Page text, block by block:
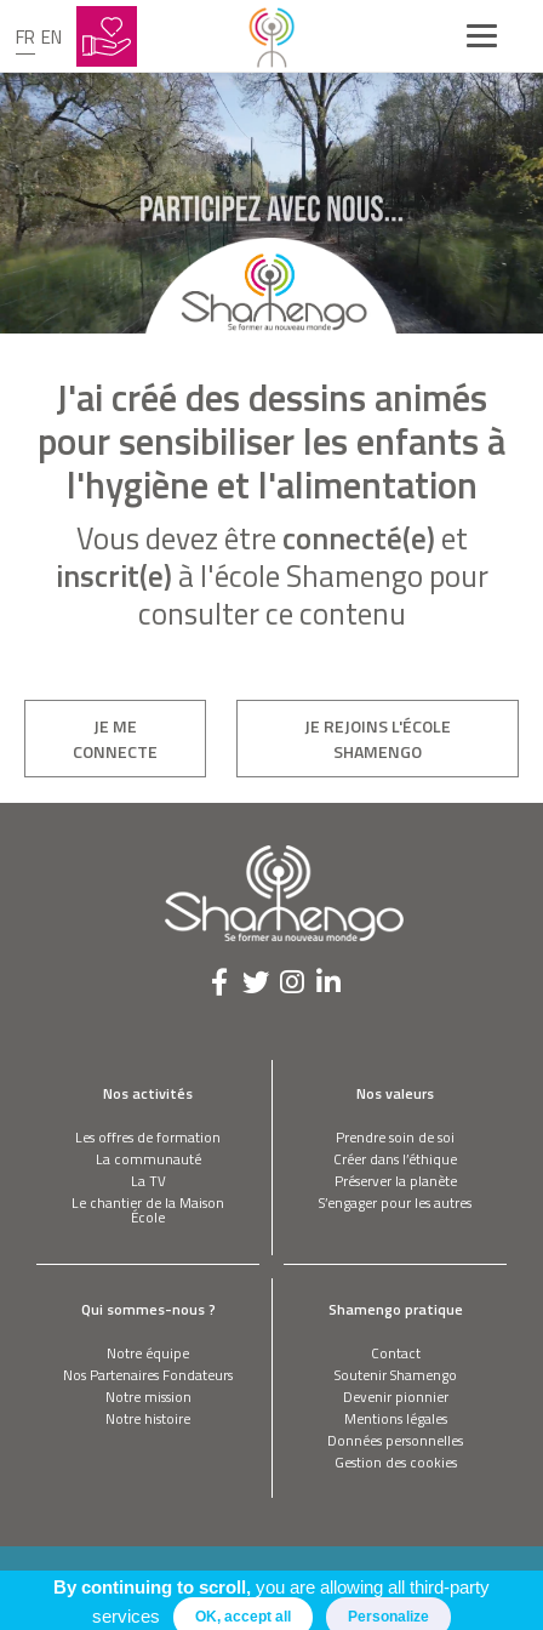
FR EN
J'ai créé des dessins animés
pour sensibiliser les enfants à
l'hygiène et l'alimentation
Vous devez êtreconnecté(e)et
inscrit(e)à l'école Shamengo pour
consulter ce contenu
JE ME
CONNECTE
JE REJOINS L'ÉCOLE
SHAMENGO
Nos activités
Les offres de formation
La communauté
La TV
Le chantier de la Maison
École
Nos valeurs
Prendre soin de soi
Créer dans l’éthique
Préserver la planète
S’engager pour les autres
Qui sommes-nous ?
Notre équipe
Nos Partenaires Fondateurs
Notre mission
Notre histoire
Shamengo pratique
Contact
Soutenir Shamengo
Devenir pionnier
Mentions légales
Données personnelles
Gestion des cookies
This site is registered onwpml.orgas a development site. Switch to a production
site key to
remove this banner
By continuing to scroll,you are allowing all third-party
services
OK, accept all Personalize